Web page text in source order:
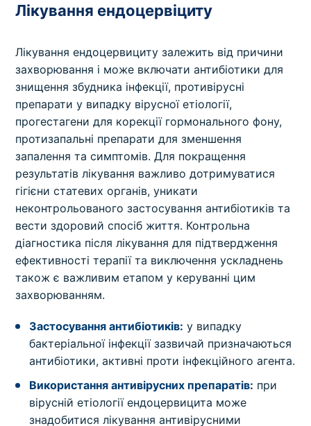
Лікування ендоцервіциту
Лікування ендоцервициту залежить від причини
захворювання і може включати антибіотики для
знищення збудника інфекції, противірусні
препарати у випадку вірусної етіології,
прогестагени для корекції гормонального фону,
протизапальні препарати для зменшення
запалення та симптомів. Для покращення
результатів лікування важливо дотримуватися
гігієни статевих органів, уникати
неконтрольованого застосування антибіотиків та
вести здоровий спосіб життя. Контрольна
діагностика після лікування для підтвердження
ефективності терапії та виключення ускладнень
також є важливим етапом у керуванні цим
захворюванням.
Застосування антибіотиків: у випадку
бактеріальної інфекції зазвичай призначаються
антибіотики, активні проти інфекційного агента.
Використання антивірусних препаратів: при
вірусній етіології ендоцервицита може
знадобитися лікування антивірусними